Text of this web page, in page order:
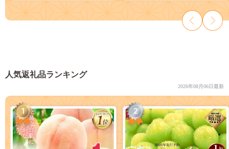
肉 京都 京都府 南丹市
人気返礼品ランキング
2026年08月06日最新
1 2